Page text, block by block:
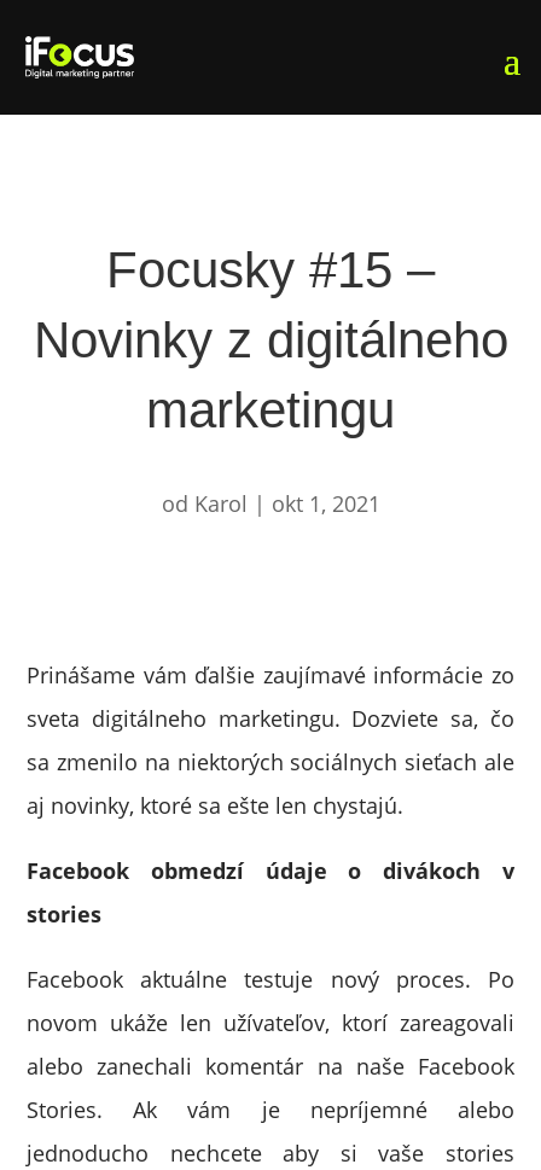
Focusky #15 –
Novinky z digitálneho
marketingu
od Karol | okt 1, 2021
Prinášame vám ďalšie zaujímavé informácie zo
sveta digitálneho marketingu. Dozviete sa, čo
sa zmenilo na niektorých sociálnych sieťach ale
aj novinky, ktoré sa ešte len chystajú.
Facebook obmedzí údaje o divákoch v
stories
Facebook aktuálne testuje nový proces. Po
novom ukáže len užívateľov, ktorí zareagovali
alebo zanechali komentár na naše Facebook
Stories. Ak vám je nepríjemné alebo
jednoducho nechcete aby si vaše stories